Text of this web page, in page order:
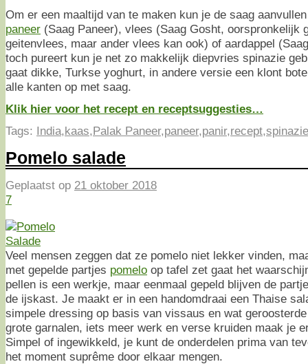
Om er een maaltijd van te maken kun je de saag
paneer (Saag Paneer), vlees (Saag Gosht, oorspronkelijk
geitenvlees, maar ander vlees kan ook) of aardappel
toch pureert kun je net zo makkelijk diepvries spinazie
gaat dikke, Turkse yoghurt, in andere versie een klont
alle kanten op met saag.
Klik hier voor het recept en receptsuggesties…
Tags: India,kaas,Palak Paneer,paneer,panir,recept,spinazie
Pomelo salade
Geplaatst op 21 oktober 2018
7
Veel mensen zeggen dat ze pomelo niet lekker vinden,
met gepelde partjes pomelo op tafel zet gaat het
pellen is een werkje, maar eenmaal gepeld blijven de
de ijskast. Je maakt er in een handomdraai een Thaise
simpele dressing op basis van vissaus en wat
grote garnalen, iets meer werk en verse kruiden maak je
Simpel of ingewikkeld, je kunt de onderdelen prima van
het moment suprême door elkaar mengen.